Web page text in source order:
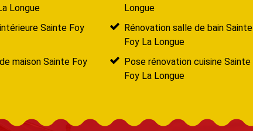
Longue
Sainte Foy
maison Sainte Foy
Longue
Rénovation salle de bain Sainte
Foy La Longue
Pose rénovation cuisine Sainte
Foy La Longue